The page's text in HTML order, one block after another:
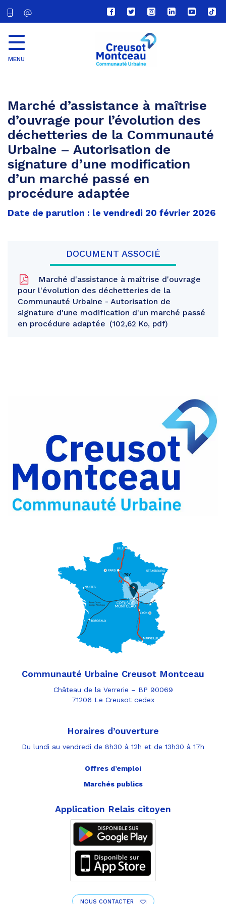
Lien
vers
compte
Facebook
Lien
vers
compte
Twitter
Lien
vers
le
compte
Lien
vers
Lien
vers
Lien
vers
MENU
Marché d’assistance à maîtrise
d’ouvrage pour l’évolution des
déchetteries de la Communauté
Urbaine – Autorisation de
signature d’une modification
d’un marché passé en
procédure adaptée
Date de parution : le vendredi 20 février 2026
DOCUMENT ASSOCIÉ
Marché d'assistance à maîtrise d'ouvrage
pour l'évolution des déchetteries de la
Communauté Urbaine - Autorisation de
signature d'une modification d'un marché passé
en procédure adaptée
102,62 Ko, pdf
Facebook
Partager
Twitter
Partager
par
e-
mail
Communauté Urbaine Creusot Montceau
Château de la Verrerie – BP 90069
71206 Le Creusot cedex
Horaires d’ouverture
Du lundi au vendredi de 8h30 à 12h et de 13h30 à 17h
Offres d’emploi
Marchés publics
Application Relais citoyen
NOUS CONTACTER